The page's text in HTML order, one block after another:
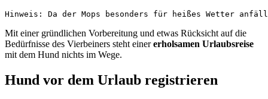
Hinweis: Da der Mops besonders für heißes Wetter
Mit einer gründlichen Vorbereitung und etwas Rücksicht auf die
Bedürfnisse des Vierbeiners steht einererholsamen Urlaubsreise
mit dem Hund nichts im Wege.
Hund vor dem Urlaub registrieren